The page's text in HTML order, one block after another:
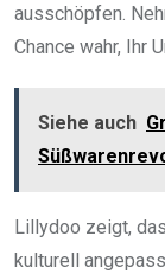
ausschöpfen.
Chance wahr, Ihr
Siehe auch
Lillydoo zeigt,
kulturell